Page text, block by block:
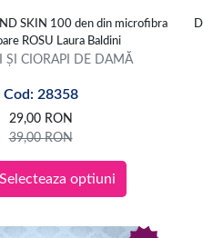
SKIN 100 den din microfibra
ROSU Laura Baldini
ȘI CIORAPI DE DAMĂ
Cod: 28358
29,00 RON
39,00RON
Selecteaza optiuni